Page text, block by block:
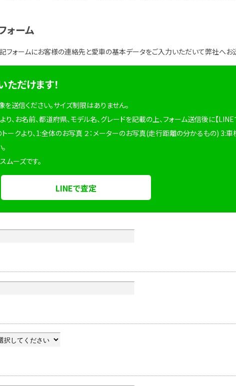
ォーム
フォームにお客様の連絡先と愛車の基本データをご入力いただいて弊社へお
だけます！
送信ください。サイズ制限はありません。
、お名前、都道府県、モデル名、グレードを記載の上、フォーム送信後に【LINE
ークより、1:全体のお写真 ２：メーターのお写真(走行距離の分かるもの) 3:車
ムーズです。
LINEで査定